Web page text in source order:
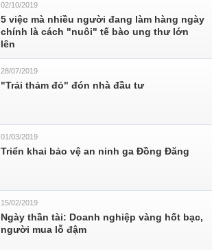
02/10/2019
5 việc mà nhiều người đang làm hàng ngày
chính là cách "nuôi" tế bào ung thư lớn
lên
28/07/2019
"Trải thảm đỏ" đón nhà đầu tư
01/03/2019
Triển khai bảo vệ an ninh ga Đồng Đăng
15/02/2019
Ngày thần tài: Doanh nghiệp vàng hốt bạc,
người mua lỗ đậm